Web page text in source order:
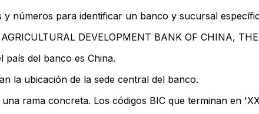
y números para identificar un banco y sucursal
DEVELOPMENT BANK OF CHINA, THE
país del banco es China.
la ubicación de la sede central del banco.
una rama concreta. Los códigos BIC que terminan en